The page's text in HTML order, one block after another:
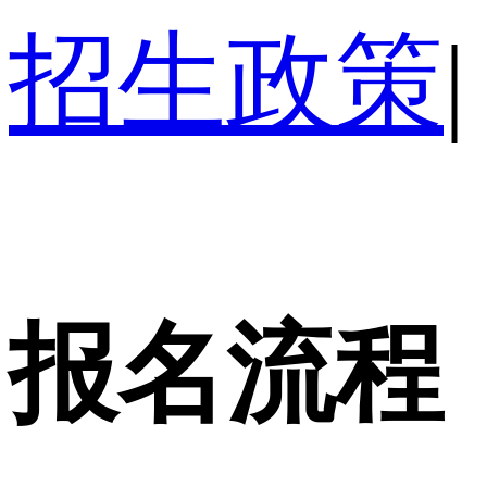
招生政策|
报名流程